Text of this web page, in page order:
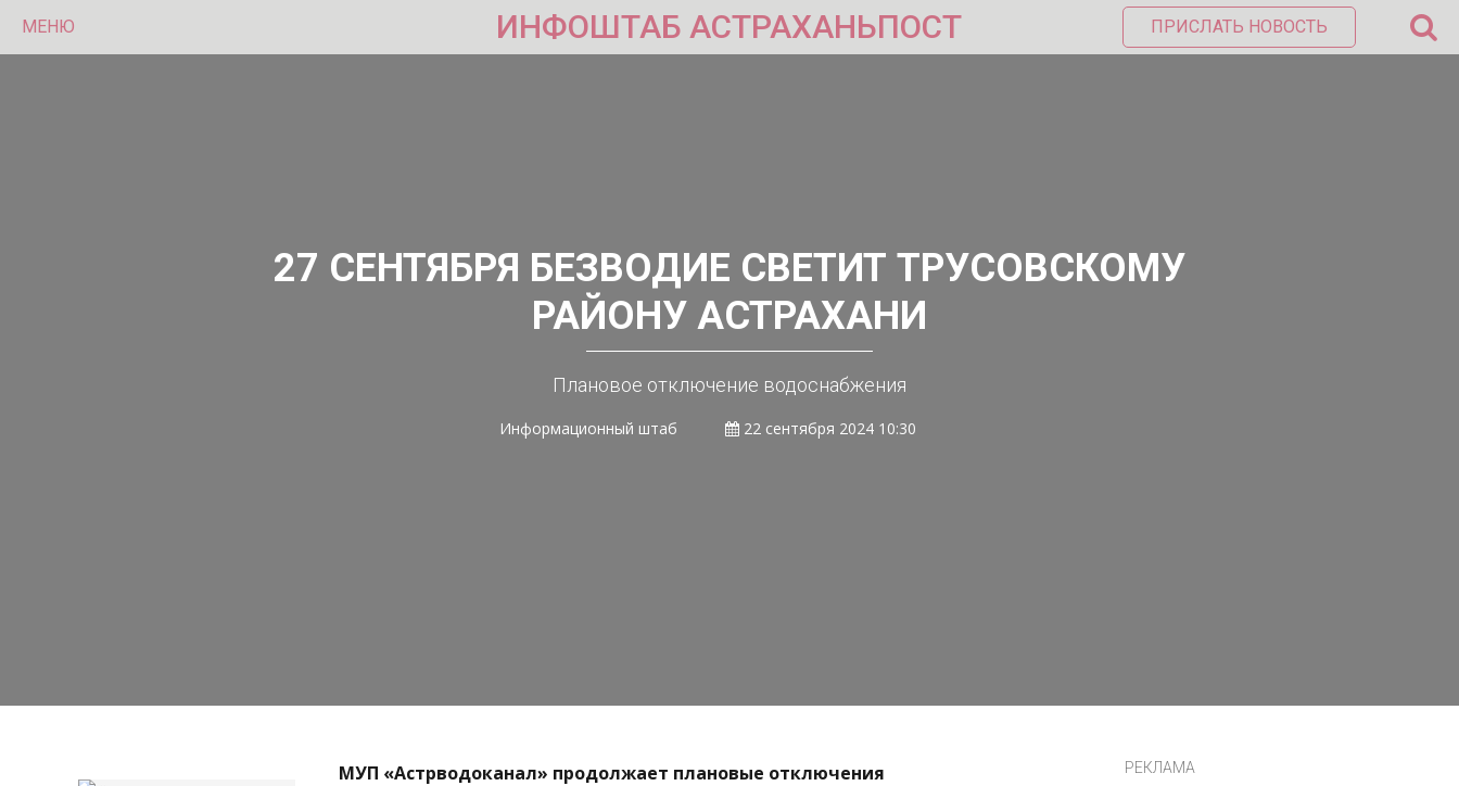
МЕНЮ ИНФОШТАБ АСТРАХАНЬПОСТ ПРИСЛАТЬ НОВОСТЬ
27 СЕНТЯБРЯ БЕЗВОДИЕ СВЕТИТ ТРУСОВСКОМУ
РАЙОНУ АСТРАХАНИ
Плановое отключение водоснабжения
Информационный штаб 22 сентября 2024 10:30
МУП «Астрводоканал» продолжает плановые отключения
РЕКЛАМА